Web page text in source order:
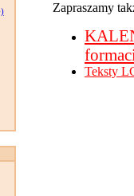
Zapraszamy
Teksty